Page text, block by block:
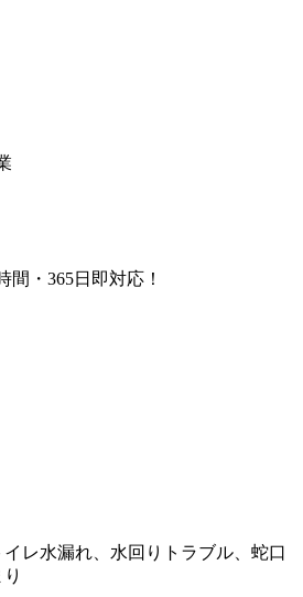
間・365日即対応！
イレ水漏れ、水回りトラブル、蛇口